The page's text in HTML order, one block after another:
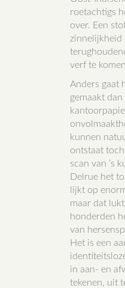
roetachtigs
over. Een
zinnelijkheid
verf te
Anders gaat
gemaakt
kunnen
ontstaat
scan van ’s
Delrue het
lijkt op
maar dat
honderden
van
Het is een
in aan- en
tekenen, uit